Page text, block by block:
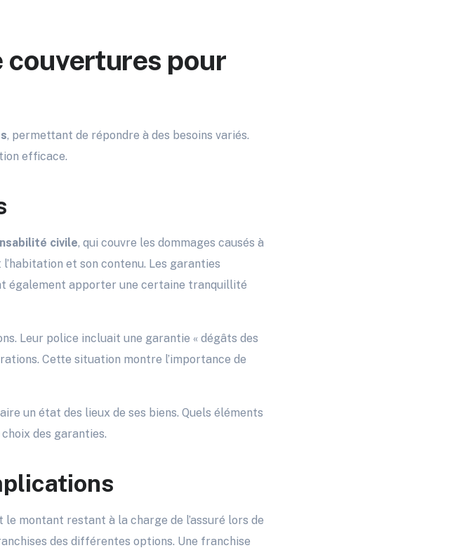
pour
, permettant de répondre à des besoins variés.
efficace.
civile, qui couvre les dommages causés à
et son contenu. Les garanties
également apporter une certaine tranquillité
Leur police incluait une garantie « dégâts des
Cette situation montre l’importance de
un état des lieux de ses biens. Quels éléments
des garanties.
le montant restant à la charge de l’assuré lors de
des différentes options. Une franchise